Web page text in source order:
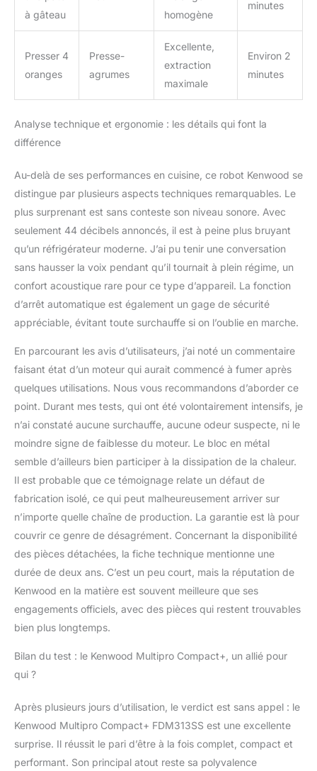
à gâteau
homogène
minutes
Presser 4
oranges
Presse-
agrumes
Excellente,
extraction
maximale
Environ 2
minutes
Analyse technique et ergonomie : les détails qui font la
différence
Au-delà de ses performances en cuisine, ce robot Kenwood se
distingue par plusieurs aspects techniques remarquables. Le
plus surprenant est sans conteste son niveau sonore. Avec
seulement 44 décibels annoncés, il est à peine plus bruyant
qu’un réfrigérateur moderne. J’ai pu tenir une conversation
sans hausser la voix pendant qu’il tournait à plein régime, un
confort acoustique rare pour ce type d’appareil. La fonction
d’arrêt automatique est également un gage de sécurité
appréciable, évitant toute surchauffe si on l’oublie en marche.
En parcourant les avis d’utilisateurs, j’ai noté un commentaire
faisant état d’un moteur qui aurait commencé à fumer après
quelques utilisations. Nous vous recommandons d’aborder ce
point. Durant mes tests, qui ont été volontairement intensifs, je
n’ai constaté aucune surchauffe, aucune odeur suspecte, ni le
moindre signe de faiblesse du moteur. Le bloc en métal
semble d’ailleurs bien participer à la dissipation de la chaleur.
Il est probable que ce témoignage relate un défaut de
fabrication isolé, ce qui peut malheureusement arriver sur
n’importe quelle chaîne de production. La garantie est là pour
couvrir ce genre de désagrément. Concernant la disponibilité
des pièces détachées, la fiche technique mentionne une
durée de deux ans. C’est un peu court, mais la réputation de
Kenwood en la matière est souvent meilleure que ses
engagements officiels, avec des pièces qui restent trouvables
bien plus longtemps.
Bilan du test : le Kenwood Multipro Compact+, un allié pour
qui ?
Après plusieurs jours d’utilisation, le verdict est sans appel : le
Kenwood Multipro Compact+ FDM313SS est une excellente
surprise. Il réussit le pari d’être à la fois complet, compact et
performant. Son principal atout reste sa polyvalence